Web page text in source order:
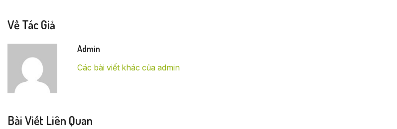
Về Tác Giả
Admin
Các bài viết khác của admin
Bài Viết Liên Quan